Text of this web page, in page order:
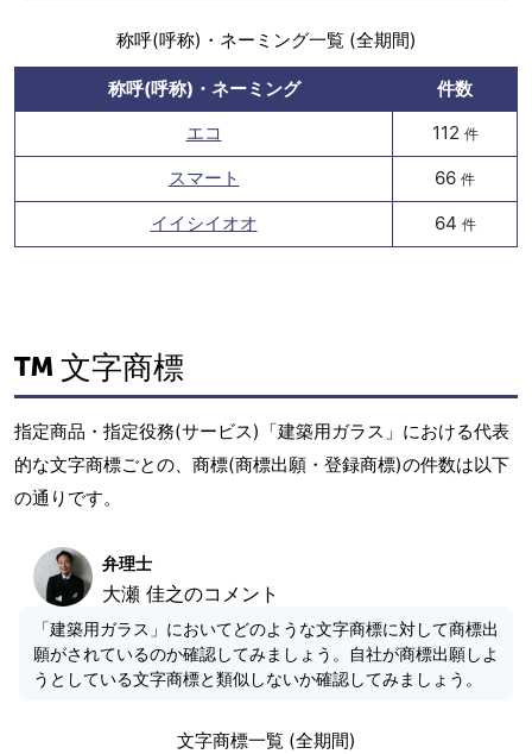
称呼(呼称)・ネーミング一覧 (全期間)
称呼(呼称)・ネーミング
件数
エコ
112 件
スマート 66 件
イイシイオオ 64 件
文字商標
指定商品・指定役務(サービス)「建築用ガラス」における代表
的な文字商標ごとの、商標(商標出願・登録商標)の件数は以下
の通りです。
弁理士
大瀬 佳之のコメント
「建築用ガラス」においてどのような文字商標に対して商標出
願がされているのか確認してみましょう。自社が商標出願しよ
うとしている文字商標と類似しないか確認してみましょう。
文字商標一覧 (全期間)